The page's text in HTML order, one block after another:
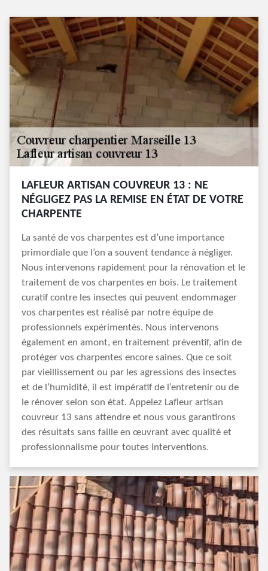
LAFLEUR ARTISAN COUVREUR 13 : NE
NÉGLIGEZ PAS LA REMISE EN ÉTAT DE VOTRE
CHARPENTE
La santé de vos charpentes est d’une importance
primordiale que l’on a souvent tendance à négliger.
Nous intervenons rapidement pour la rénovation et le
traitement de vos charpentes en bois. Le traitement
curatif contre les insectes qui peuvent endommager
vos charpentes est réalisé par notre équipe de
professionnels expérimentés. Nous intervenons
également en amont, en traitement préventif, afin de
protéger vos charpentes encore saines. Que ce soit
par vieillissement ou par les agressions des insectes
et de l’humidité, il est impératif de l’entretenir ou de
le rénover selon son état. Appelez Lafleur artisan
couvreur 13 sans attendre et nous vous garantirons
des résultats sans faille en œuvrant avec qualité et
professionnalisme pour toutes interventions.